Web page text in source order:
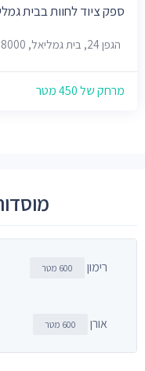
ספק ציוד לחוות בבית
הגפן 24, בית גמליאל, 7688000
מרחק של 450 מטר
רימון 600 מטר
אורן 600 מטר